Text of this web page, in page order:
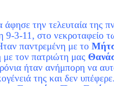
άφησε την τελευταία της
9-3-11, στο νεκροταφείο
παντρεμένη με το
με τον πατριώτη μας
ήταν ανήμπορη να
της και δεν υπέφερε.